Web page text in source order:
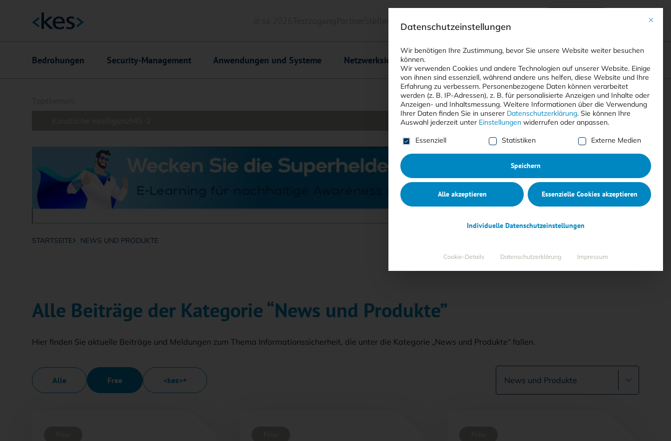
Suchen
Stellenmarkt Downloads
Hauptnavigation
Bedrohungen Security-Management Anwendungen und Systeme Netzwerksicherheit
Breadcrumb-Navigation
STARTSEITE NEWS UND PRODUKTE
Alle Beiträge der Kategorie “News und Produkte”
Hier finden Sie aktuelle Beiträge und Meldungen zum Thema Informationssicherheit, die unter die Kategorie „News und Produkte“ fallen.
Alle Free <kes>+
Mit
Datenschutzeinstellungen
Wir benötigen Ihre Zustimmung, bevor Sie unsere Website weiter besuchen
können.
Wir verwenden Cookies und andere Technologien auf unserer Website. Einige
von ihnen sind essenziell, während andere uns helfen, diese Website und Ihre
Erfahrung zu verbessern. Personenbezogene Daten können verarbeitet
werden (z. B. IP-Adressen), z. B. für personalisierte Anzeigen und Inhalte oder
Anzeigen- und Inhaltsmessung. Weitere Informationen über die Verwendung
Ihrer Daten finden Sie in unserer Datenschutzerklärung. Sie können Ihre
Auswahl jederzeit unter Einstellungen widerrufen oder anpassen.
Es folgt eine Liste der Service-Gruppen, für die eine Einwilligung
Essenziell Statistiken Externe Medien
Speichern
Alle akzeptieren Essenzielle Cookies akzeptieren
Individuelle Datenschutzeinstellungen
Cookie-Details Datenschutzerklärung Impressum